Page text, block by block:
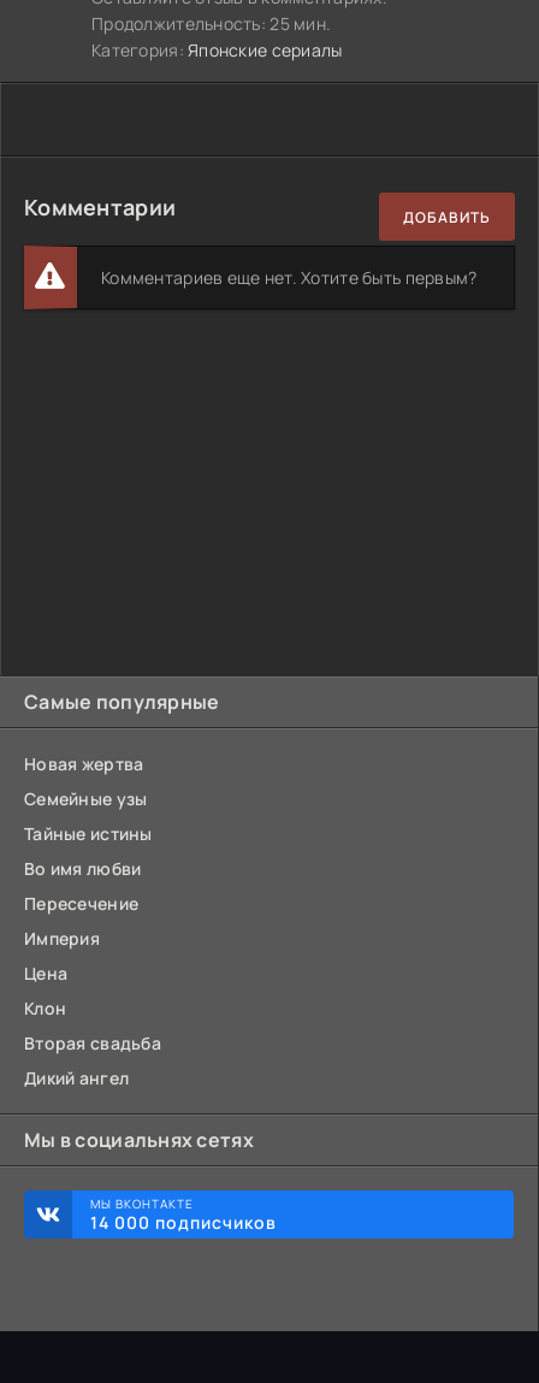
Самые популярные
Новая жертва
Семейные узы
Тайные истины
Во имя любви
Пересечение
Империя
Цена
Клон
Вторая свадьба
Дикий ангел
Мы в социальнях сетях
МЫ ВКОНТАКТЕ
14 000 подписчиков
Продолжительность: 25 мин.
Категория:Японские сериалы
Комментарии ДОБАВИТЬ
Комментариев еще нет. Хотите быть первым?